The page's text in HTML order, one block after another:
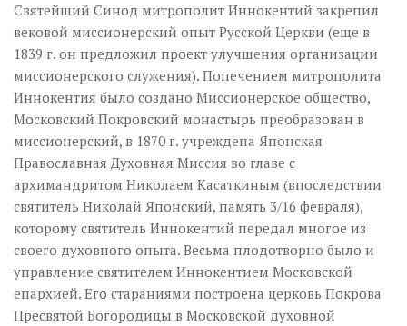
Святейший Синод митрополит Иннокентий закрепил
вековой миссионерский опыт Русской Церкви (еще в
1839 г. он предложил проект улучшения организации
миссионерского служения). Попечением митрополита
Иннокентия было создано Миссионерское общество,
Московский Покровский монастырь преобразован в
миссионерский, в 1870 г. учреждена Японская
Православная Духовная Миссия во главе с
архимандритом Николаем Касаткиным (впоследствии
святитель Николай Японский, память 3/16 февраля),
которому святитель Иннокентий передал многое из
своего духовного опыта. Весьма плодотворно было и
управление святителем Иннокентием Московской
епархией. Его стараниями построена церковь Покрова
Пресвятой Богородицы в Московской духовной